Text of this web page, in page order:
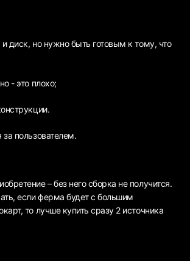
диск, но нужно быть готовым к тому, что
- это плохо;
пользователем.
– без него сборка не получится.
если ферма будет с большим
то лучше купить сразу 2 источника